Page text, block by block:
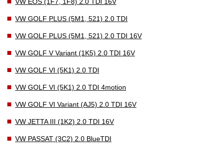
VW GOLF PLUS (5M1, 521) 2.0 TDI
VW GOLF PLUS (5M1, 521) 2.0 TDI 16V
VW GOLF V Variant (1K5) 2.0 TDI 16V
VW GOLF VI (5K1) 2.0 TDI
VW GOLF VI (5K1) 2.0 TDI 4motion
VW GOLF VI Variant (AJ5) 2.0 TDI 16V
VW JETTA III (1K2) 2.0 TDI 16V
VW PASSAT (3C2) 2.0 BlueTDI